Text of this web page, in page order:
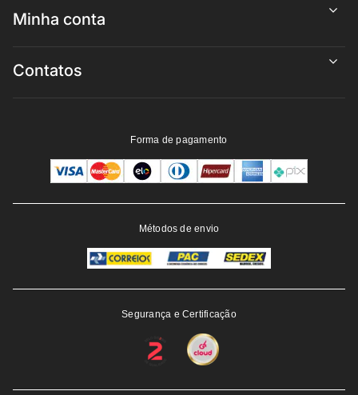
Minha conta
Contatos
Forma de pagamento
Métodos de envio
Segurança e Certificação